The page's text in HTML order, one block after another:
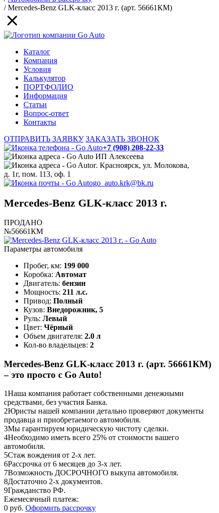
/Mercedes-Benz GLK-класс 2013 г. (арт. 56661КМ)
Каталог
Компания
Условия
Калькулятор
ПОРТФОЛИО
Информация
Статьи
Вопрос-ответ
Контакты
ОТПРАВИТЬ ЗАЯВКУ ЗАКАЗАТЬ ЗВОНОК
+7 (908) 208-22-33
ИП Алексеева
г. Красноярск, ул. Молокова,
д. 1г, пом. 113, оф. 1
go_auto.krk@bk.ru
Mercedes-Benz GLK-класс 2013 г.
ПРОДАНО
№56661КМ
Параметры автомобиля
Пробег, км: 199 000
Коробка: Автомат
Двигатель: бензин
Мощность: 211 л.с.
Привод: Полный
Кузов: Внедорожник, 5
Руль: Левый
Цвет: Чёрный
Объем двигателя: 2.0 л
Кол-во владельцев: 2
Mercedes-Benz GLK-класс 2013 г. (арт. 56661КМ)
– это просто с Go Auto!
1Наша компания работает собственными денежными
средствами, без участия Банка.
2Юристы нашей компании детально проверяют документы
продавца и приобретаемого автомобиля.
3Мы гарантируем юридическую чистоту сделки.
4Необходимо иметь всего 25% от стоимости вашего
автомобиля.
5Стаж вождения от 2-х лет.
6Рассрочка от 6 месяцев до 3-х лет.
7Возможность ДОСРОЧНОГО выкупа автомобиля.
8Достаточно 2-х документов.
9Гражданство РФ.
Ежемесячный платеж:
0 руб. Оформить рассрочку